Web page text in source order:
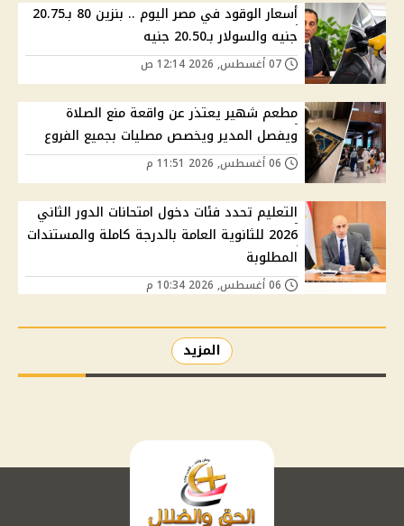
أسعار الوقود في مصر اليوم .. بنزين 80 بـ20.75
جنيه والسولار بـ20.50 جنيه
مطعم شهير يعتذر عن واقعة منع الصلاة
ويفصل المدير ويخصص مصليات بجميع الفروع
التعليم تحدد فئات دخول امتحانات الدور الثاني
2026 للثانوية العامة بالدرجة كاملة والمستندات
المطلوبة
المزيد